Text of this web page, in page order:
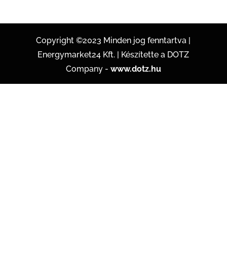
Copyright ©2023 Minden jog fenntartva |
Energymarket24 Kft. | Készítette a DOTZ
Company - www.dotz.hu